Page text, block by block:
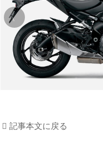
記事本文に戻る